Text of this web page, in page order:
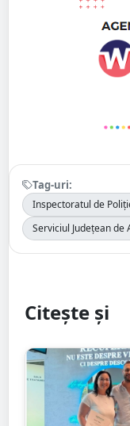
Tag-uri:
Inspectoratul de
Serviciul Județean de
Citește și